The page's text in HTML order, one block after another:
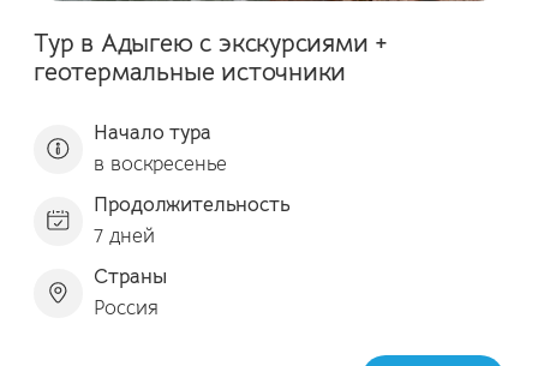
Тур в Адыгею с экскурсиями +
геотермальные источники
Начало тура
в воскресенье
Продолжительность
7 дней
Страны
Россия